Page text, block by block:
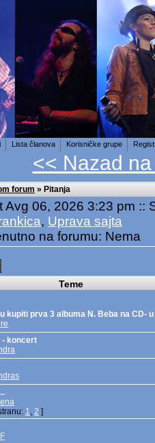
Lista članova Korisničke grupe
<< Nazad
forum » Pitanja
Avg 06, 2026 3:23 pm ::
, Uprava sajta
na forumu: Nema
Teme
kupiti prva 3 albuma N. Beba na CD- u
- koncert
1, 2 ]